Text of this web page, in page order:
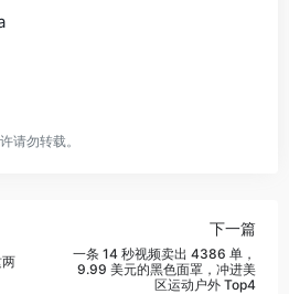
请勿转载。
下一篇
一条 14 秒视频卖出 4386 单，
9.99 美元的黑色面罩，冲进美
区运动户外 Top4